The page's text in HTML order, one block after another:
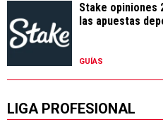
Stake opiniones
las apuestas
GUÍAS
LIGA PROFESIONAL